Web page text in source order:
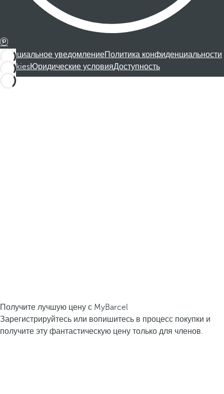
Официальное уведомлениеПолитика конфиденциальности
CookiesЮридические условияДоступность
Получите лучшую цену с MyBarcel
Зарегистрируйтесь или вопишитесь в процесс покупки и
получите эту фантастическую цену только для членов.